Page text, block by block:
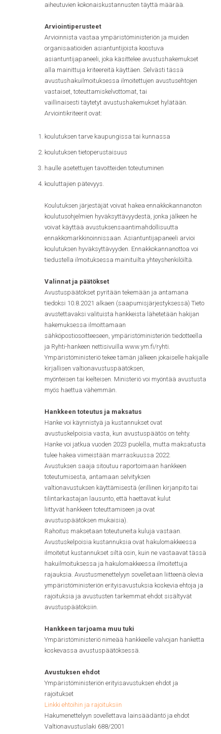
aiheutuvien kokonaiskustannusten täyttä määrää.
Arviointiperusteet
Arvioinnista vastaa ympäristöministeriön ja muiden
organisaatioiden asiantuntijoista koostuva
asiantuntijapaneeli, joka käsittelee avustushakemukset
alla mainittuja kriteereitä käyttäen. Selvästi tässä
avustushakuilmoituksessa ilmoitettujen avustusehtojen
vastaiset, toteuttamiskelvottomat, tai
vaillinaisesti täytetyt avustushakemukset hylätään.
Arviointikriteerit ovat:
koulutuksen tarve kaupungissa tai kunnassa
koulutuksen tietoperustaisuus
haulle asetettujen tavoitteiden toteutuminen
kouluttajien pätevyys.
Koulutuksen järjestäjät voivat hakea ennakkokannanoton
koulutusohjelmien hyväksyttävyydestä, jonka jälkeen he
voivat käyttää avustuksensaantimahdollisuutta
ennakkomarkkinoinnissaan. Asiantuntijapaneeli arvioi
koulutuksen hyväksyttävyyden. Ennakkokannanottoa voi
tiedustella ilmoituksessa mainituilta yhteyshenkilöiltä.
Valinnat ja päätökset
Avustuspäätökset pyritään tekemään ja antamana
tiedoksi 10.8.2021 alkaen (saapumisjärjestyksessä) Tieto
avustettavaksi valituista hankkeista lähetetään hakijan
hakemuksessa ilmoittamaan
sähköpostiosoitteeseen, ympäristöministeriön tiedotteella
ja Ryhti-hankeen nettisivuilla www.ym.fi/ryhti.
Ympäristöministeriö tekee tämän jälkeen jokaiselle hakijalle
kirjallisen valtionavustuspäätöksen,
myönteisen tai kielteisen. Ministeriö voi myöntää avustusta
myös haettua vähemmän.
Hankkeen toteutus ja maksatus
Hanke voi käynnistyä ja kustannukset ovat
avustuskelpoisia vasta, kun avustuspäätös on tehty.
Hanke voi jatkua vuoden 2023 puolella, mutta maksatusta
tulee hakea viimeistään marraskuussa 2022.
Avustuksen saaja sitoutuu raportoimaan hankkeen
toteutumisesta, antamaan selvityksen
valtionavustuksen käyttämisestä (erillinen kirjanpito tai
tilintarkastajan lausunto, että haettavat kulut
liittyvät hankkeen toteuttamiseen ja ovat
avustuspäätöksen mukaisia).
Rahoitus maksetaan toteutuneita kuluja vastaan.
Avustuskelpoisia kustannuksia ovat hakulomakkeessa
ilmoitetut kustannukset siltä osin, kuin ne vastaavat tässä
hakuilmoituksessa ja hakulomakkeessa ilmoitettuja
rajauksia. Avustusmenettelyyn sovelletaan liitteenä olevia
ympäristöministeriön erityisavustuksia koskevia ehtoja ja
rajoituksia ja avustusten tarkemmat ehdot sisältyvät
avustuspäätöksiin.
Hankkeen tarjoama muu tuki
Ympäristöministeriö nimeää hankkeelle valvojan hanketta
koskevassa avustuspäätöksessä.
Avustuksen ehdot
Ympäristöministeriön erityisavustuksen ehdot ja
rajoitukset
Linkki ehtoihin ja rajoituksiin
Hakumenettelyyn sovellettava lainsäädäntö ja ehdot
Valtionavustuslaki 688/2001